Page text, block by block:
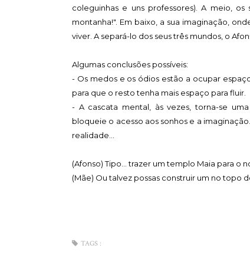
coleguinhas e uns professores). A meio,
montanha!". Em baixo, a sua imaginação,
viver. A separá-lo dos seus três mundos, o
Algumas conclusões possíveis:
- Os medos e os ódios estão a ocupar
para que o resto tenha mais espaço para fluir.
- A cascata mental, às vezes, torna-se
bloqueie o acesso aos sonhos e a
realidade...
(Afonso) Tipo... trazer um templo Maia para o
(Mãe) Ou talvez possas construir um no topo
TAGS :